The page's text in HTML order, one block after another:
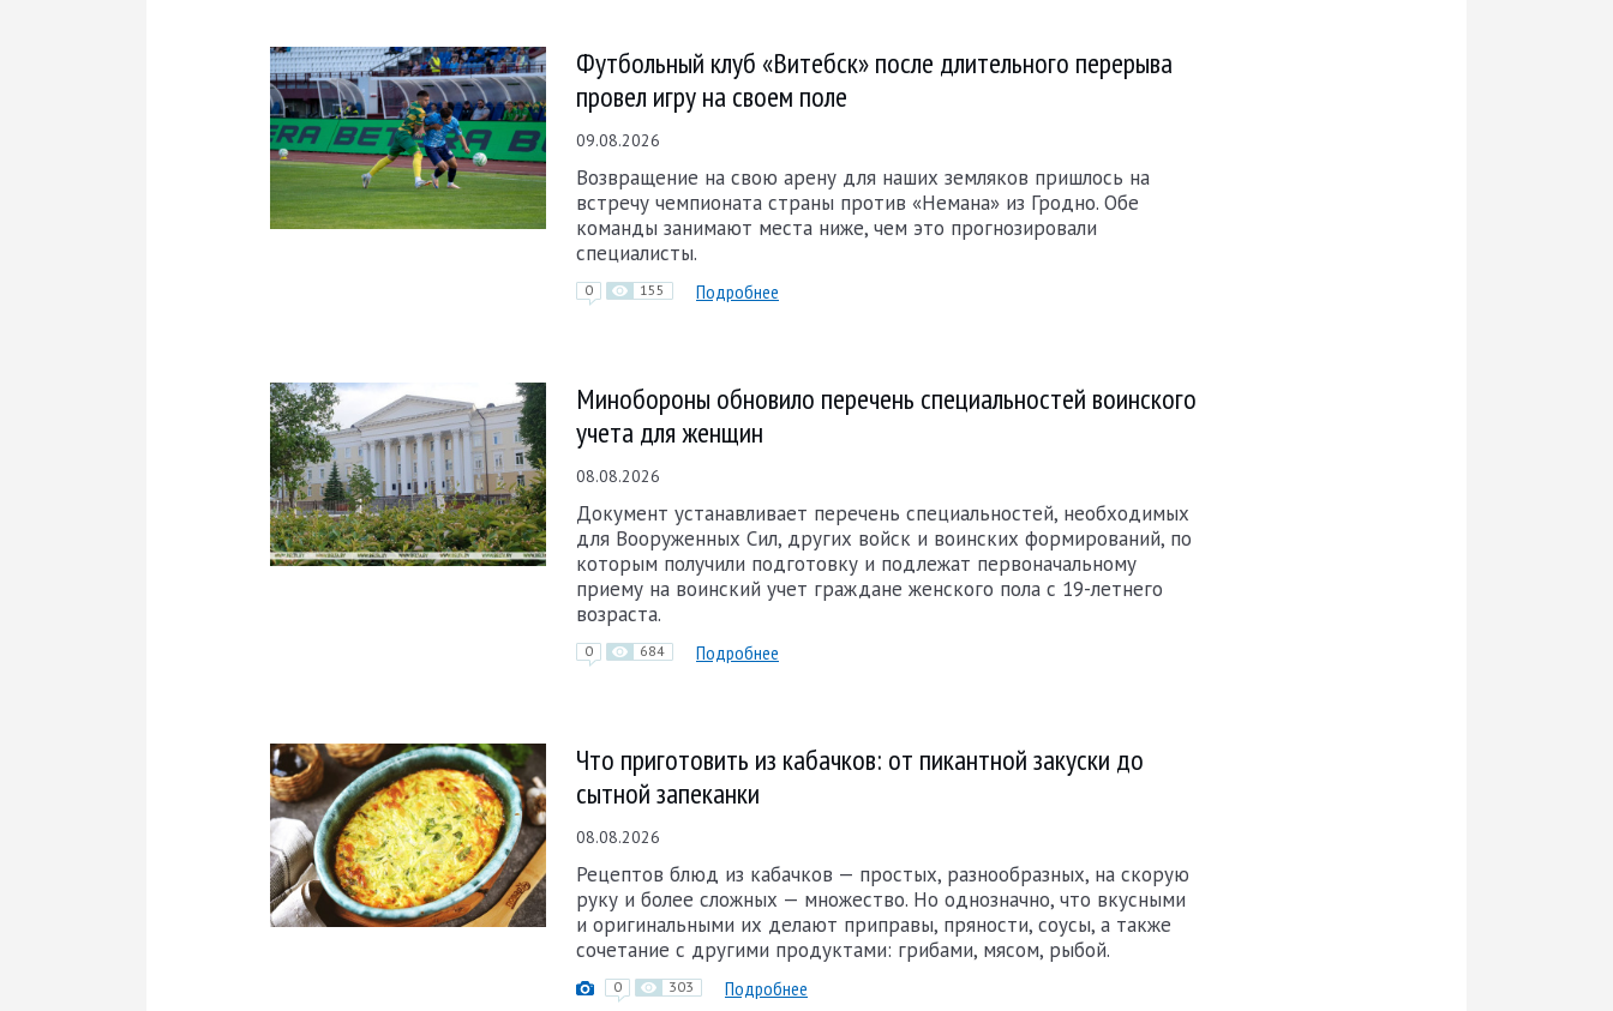
Футбольный клуб «Витебск» после длительного перерыва
провел игру на своем поле
09.08.2026
Возвращение на свою арену для наших земляков пришлось на
встречу чемпионата страны против «Немана» из Гродно. Обе
команды занимают места ниже, чем это прогнозировали
специалисты.
0 155 Подробнее
Минобороны обновило перечень специальностей воинского
учета для женщин
08.08.2026
Документ устанавливает перечень специальностей, необходимых
для Вооруженных Сил, других войск и воинских формирований, по
которым получили подготовку и подлежат первоначальному
приему на воинский учет граждане женского пола с 19-летнего
возраста.
0 684 Подробнее
Что приготовить из кабачков: от пикантной закуски до
сытной запеканки
08.08.2026
Рецептов блюд из кабачков — простых, разнообразных, на скорую
руку и более сложных — множество. Но однозначно, что вкусными
и оригинальными их делают приправы, пряности, соусы, а также
сочетание с другими продуктами: грибами, мясом, рыбой.
0 303 Подробнее